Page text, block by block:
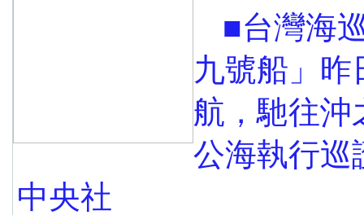
■台灣海
九號船」昨
航，馳往沖
公海執行巡
中央社